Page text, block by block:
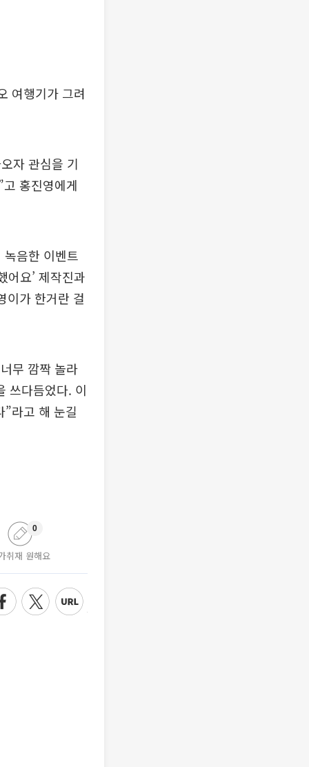
여행기가 그려
자 관심을 기
홍진영에게
음한 이벤트
어요’ 제작진과
이가 한거란 걸
무 깜짝 놀라
쓰다듬었다. 이
라고 해 눈길
취재 원해요
0